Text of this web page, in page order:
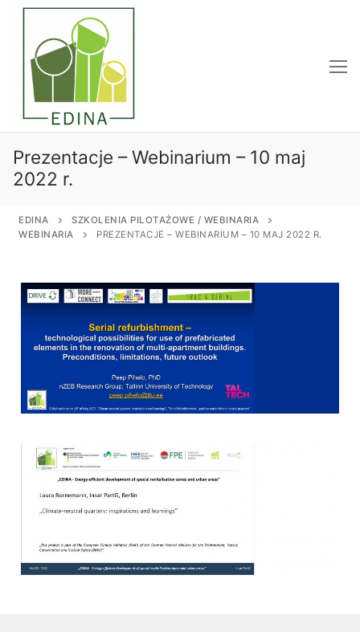
Przejdź
Prezentacje – Webinarium – 10 maj
2022 r.
EDINA
SZKOLENIA PILOTAŻOWE / WEBINARIA
WEBINARIA
PREZENTACJE – WEBINARIUM – 10 MAJ 2022 R.